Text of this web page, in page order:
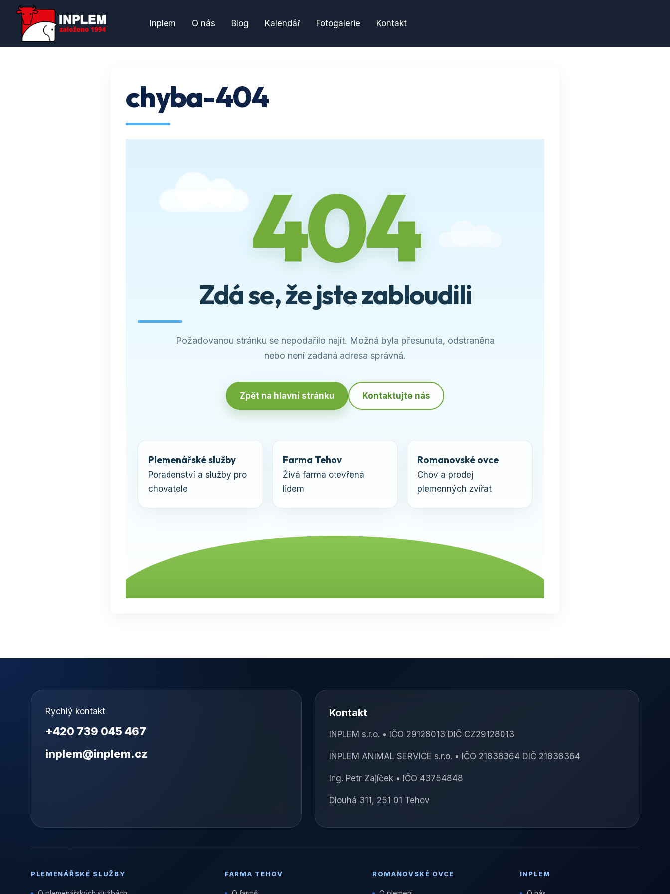
Inplem O nás Blog Kalendář Fotogalerie Kontakt
chyba-404
404
Zdá se, že jste zabloudili
Požadovanou stránku se nepodařilo najít. Možná byla přesunuta, odstraněna
nebo není zadaná adresa správná.
Zpět na hlavní stránku Kontaktujte nás
Plemenářské služby
Poradenství a služby pro
chovatele
Farma Tehov
Živá farma otevřená
lidem
Romanovské ovce
Chov a prodej
plemenných zvířat
Rychlý kontakt
+420 739 045 467
inplem@inplem.cz
Kontakt
INPLEM s.r.o. • IČO 29128013 DIČ CZ29128013
INPLEM ANIMAL SERVICE s.r.o. • IČO 21838364 DIČ 21838364
Ing. Petr Zajíček • IČO 43754848
Dlouhá 311, 251 01 Tehov
PLEMENÁŘSKÉ SLUŽBY FARMA TEHOV ROMANOVSKÉ OVCE INPLEM